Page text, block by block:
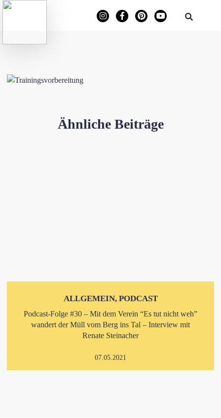
Ähnliche Beiträge
ALLGEMEIN, PODCAST
Podcast-Folge #30 – Mit dem Verein “Es tut nicht weh”
wandert der Müll vom Berg ins Tal – Interview mit
Renate Steinacher
07.05.2021